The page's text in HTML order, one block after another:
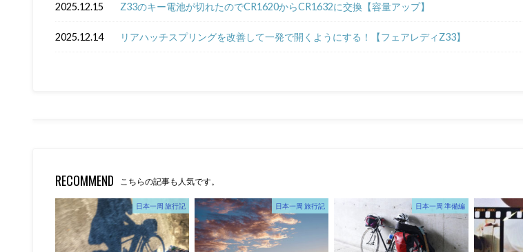
2025.12.15 Z33のキー電池が切れたのでCR1620からCR1632に交換【容量アップ】
2025.12.14 リアハッチスプリングを改善して一発で開くようにする！【フェアレディZ33】
RECOMMEND こちらの記事も人気です。
日本一周 旅行記 日本一周 旅行記 日本一周 準備編